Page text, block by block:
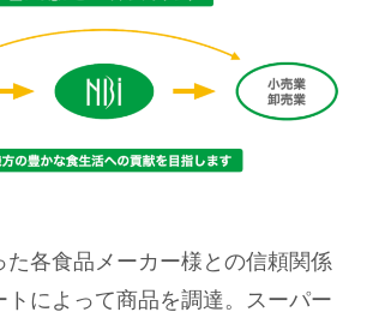
た各食品メーカー様との信頼関係
トによって商品を調達。スーパー